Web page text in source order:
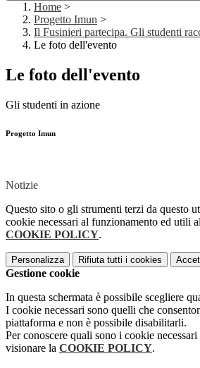
Home >
Progetto Imun >
Il Fusinieri partecipa. Gli studenti
Le foto dell'evento
Le foto dell'evento
Gli studenti in azione
Progetto Imun
Notizie
Questo sito o gli strumenti terzi da questo
cookie necessari al funzionamento ed utili
COOKIE POLICY.
Personalizza Rifiuta tutti i cookies
Gestione cookie
In questa schermata è possibile scegliere
I cookie necessari sono quelli che
piattaforma e non è possibile disabilitarli.
Per conoscere quali sono i cookie
visionare la COOKIE POLICY.